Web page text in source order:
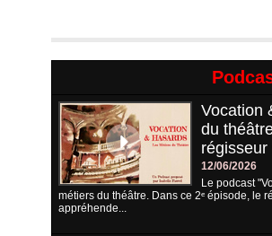
Vocation
du
régisseur
12/06/2026
Le podcast
métiers du théâtre. Dans ce 2ᵉ épisode, le
appréhende...